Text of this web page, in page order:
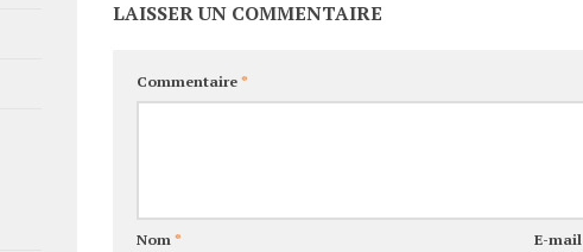
LAISSER UN COMMENTAIRE
Commentaire*
Nom* E-mail